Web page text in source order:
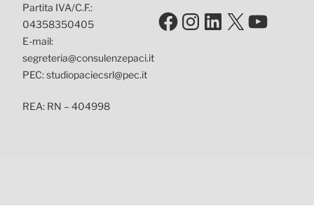
Partita IVA/C.F.:
04358350405
E-mail:
segreteria@consulenzepaci.it
PEC: studiopaciecsrl@pec.it
REA: RN – 404998
Facebook
Instagram
LinkedIn
X